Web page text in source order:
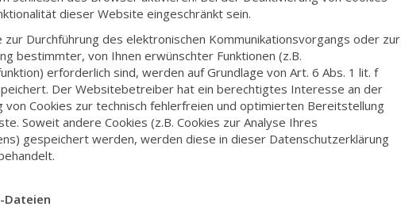
dieser Website eingeschränkt sein.
zur Durchführung des elektronischen Kommunikationsvorgangs oder zur
bestimmter, von Ihnen erwünschter Funktionen (z.B.
erforderlich sind, werden auf Grundlage von Art. 6 Abs. 1 lit. f
Der Websitebetreiber hat ein berechtigtes Interesse an der
von Cookies zur technisch fehlerfreien und optimierten Bereitstellung
Soweit andere Cookies (z.B. Cookies zur Analyse Ihres
gespeichert werden, werden diese in dieser Datenschutzerklärung
Dateien